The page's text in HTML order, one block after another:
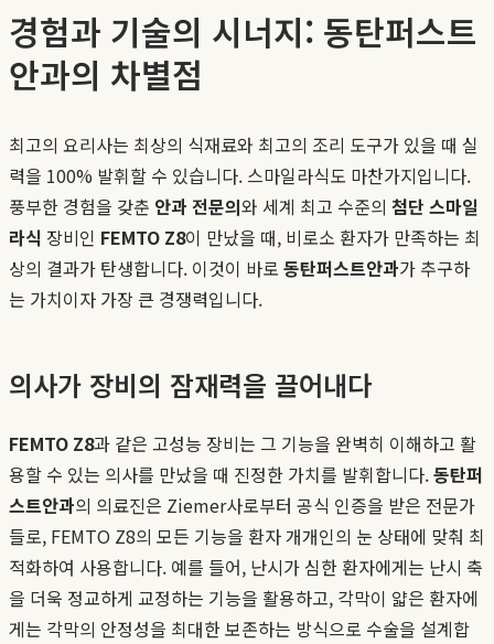
경험과 기술의 시너지: 동탄퍼스트
안과의 차별점
최고의 요리사는 최상의 식재료와 최고의 조리 도구가 있을 때 실
력을 100% 발휘할 수 있습니다. 스마일라식도 마찬가지입니다.
풍부한 경험을 갖춘 안과 전문의와 세계 최고 수준의 첨단 스마일
라식 장비인 FEMTO Z8이 만났을 때, 비로소 환자가 만족하는 최
상의 결과가 탄생합니다. 이것이 바로 동탄퍼스트안과가 추구하
는 가치이자 가장 큰 경쟁력입니다.
의사가 장비의 잠재력을 끌어내다
FEMTO Z8과 같은 고성능 장비는 그 기능을 완벽히 이해하고 활
용할 수 있는 의사를 만났을 때 진정한 가치를 발휘합니다.동탄퍼
스트안과의 의료진은 Ziemer사로부터 공식 인증을 받은 전문가
들로, FEMTO Z8의 모든 기능을 환자 개개인의 눈 상태에 맞춰 최
적화하여 사용합니다. 예를 들어, 난시가 심한 환자에게는 난시 축
을 더욱 정교하게 교정하는 기능을 활용하고, 각막이 얇은 환자에
게는 각막의 안정성을 최대한 보존하는 방식으로 수술을 설계합